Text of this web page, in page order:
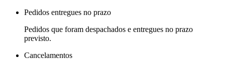
Pedidos entregues no prazo
Pedidos que foram despachados e entregues no prazo
previsto.
Cancelamentos